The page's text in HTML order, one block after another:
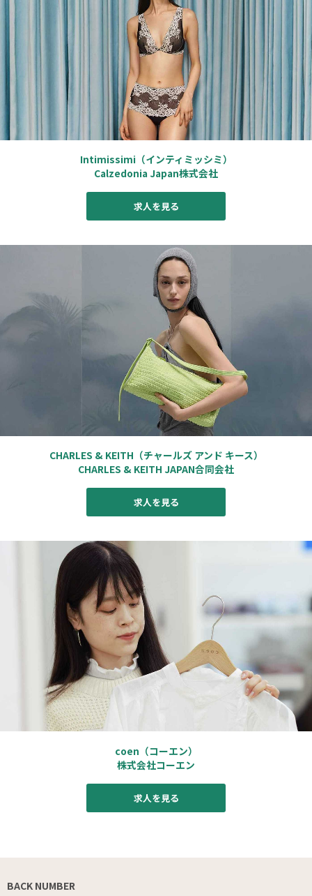
Intimissimi（インティミッシミ）
Calzedonia Japan株式会社
求人を見る
CHARLES & KEITH（チャールズ アンド キース）
CHARLES & KEITH JAPAN合同会社
求人を見る
coen（コーエン）
株式会社コーエン
求人を見る
BACK NUMBER